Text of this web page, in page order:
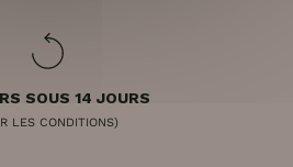
SOUS 14 JOURS
LES CONDITIONS)